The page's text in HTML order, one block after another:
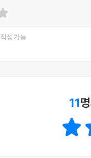
성가능
11